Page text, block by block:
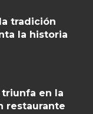
tradición
la historia
en la
restaurante